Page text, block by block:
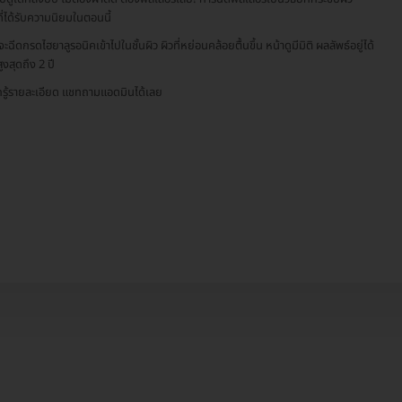
ด้รับความนิยมในตอนนี้
ฉีดกรดไฮยาลูรอนิคเข้าไปในชั้นผิว ผิวที่หย่อนคล้อยตื้นขึ้น หน้าดูมีมิติ ผลลัพธ์อยู่ได้
สุดถึง 2 ปี
รายละเอียด แชทถามแอดมินได้เลย